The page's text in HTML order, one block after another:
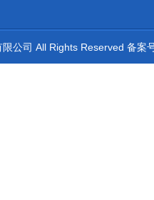
公司 All Rights Reserved 备案